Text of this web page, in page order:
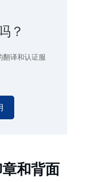
？
翻译和认证服
和背面